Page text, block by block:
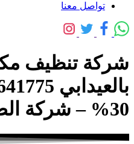
تواصل معنا
شركة تنظيف
30% – شركة الصفوة